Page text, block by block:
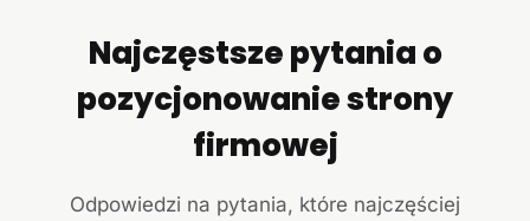
Najczęstsze pytania o
pozycjonowanie strony
firmowej
Odpowiedzi na pytania, które najczęściej